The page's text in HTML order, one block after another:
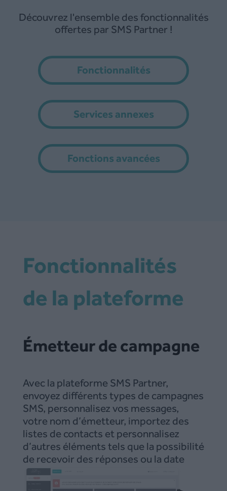
Découvrez l'ensemble des fonctionnalités
offertes par SMS Partner !
Fonctionnalités
Services annexes
Fonctions avancées
Fonctionnalités
de la plateforme
Émetteur de campagne
Avec la plateforme SMS Partner,
envoyez différents types de campagnes
SMS, personnalisez vos messages,
votre nom d’émetteur, importez des
listes de contacts et personnalisez
d’autres éléments tels que la possibilité
de recevoir des réponses ou la date
d’émission des sms ainsi que le rythme
d’envoi.